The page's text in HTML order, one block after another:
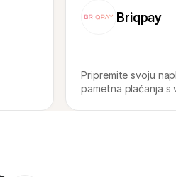
Briqpay
Pripremite svoju
pametna plaćanja s